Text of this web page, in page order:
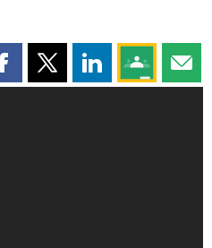
Partager cette page sur
Partager cette page sur X
Partager cette
Partagez